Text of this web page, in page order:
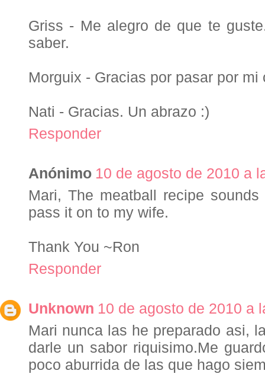
Griss - Me alegro de que te
saber.
Morguix - Gracias por pasar por
Nati - Gracias. Un abrazo :)
Responder
Anónimo 10 de agosto de 2010 a
Mari, The meatball recipe
pass it on to my wife.
Thank You ~Ron
Responder
Unknown 10 de agosto de 2010 a
Mari nunca las he preparado asi,
darle un sabor riquisimo.Me
poco aburrida de las que hago